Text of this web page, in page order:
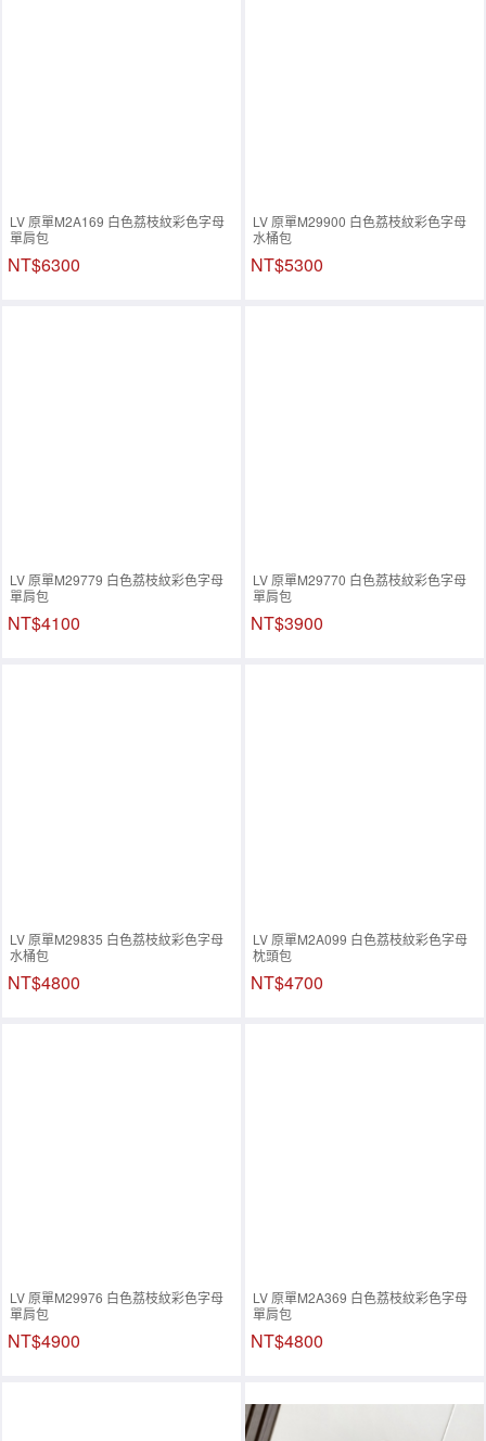
LV 原單M2A169 白色荔枝紋彩色字母
單肩包
NT$6300
LV 原單M29900 白色荔枝紋彩色字母
水桶包
NT$5300
LV 原單M29779 白色荔枝紋彩色字母
單肩包
NT$4100
LV 原單M29770 白色荔枝紋彩色字母
單肩包
NT$3900
LV 原單M29835 白色荔枝紋彩色字母
水桶包
NT$4800
LV 原單M2A099 白色荔枝紋彩色字母
枕頭包
NT$4700
LV 原單M29976 白色荔枝紋彩色字母
單肩包
NT$4900
LV 原單M2A369 白色荔枝紋彩色字母
單肩包
NT$4800